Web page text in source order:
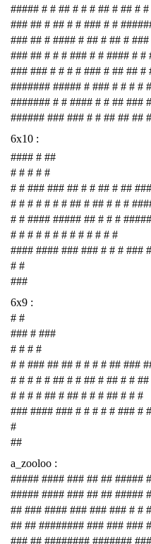
##### # # ## # # # ## # ## #
### ## # ## # # ### # #
### ## # #### # ## # ## #
### ## # # # ### # # #### # #
### ### # # # # ### # ## ## #
####### ##### # ### # # # #
####### # # #### # # ## ###
###### ### ### # # ## ## ##
6x10 :
#### # ##
# # # # #
# # ### ### ## # # ## # ##
# # # # # # # ## # ## # # #
# # #### ##### ## # # #
# # # # # # # # # # # # #
#### #### ### ### # # # ###
# #
###
6x9 :
# #
### # ###
# # # #
# # ### ## ## # # # # ## ###
# # # # # ## # # ## # ## # #
# # # # ## # ## # # # ## # # #
### #### ### # # # # # ### #
#
##
a_zooloo :
##### #### ### ## ## #####
##### #### ### ## ## #####
## ### #### ### ### ### # #
## ## ######## ### ### ###
### ## ######## #######